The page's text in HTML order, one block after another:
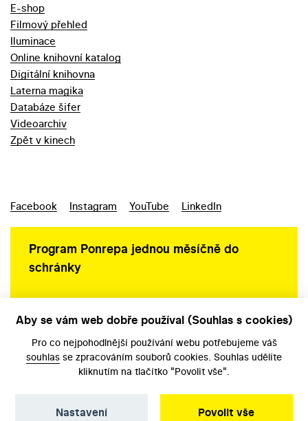
E-shop
Filmový přehled
Iluminace
Online knihovní katalog
Digitální knihovna
Laterna magika
Databáze šifer
Videoarchiv
Zpět v kinech
Facebook Instagram YouTube LinkedIn
Program Ponrepa jednou měsíčně do
schránky
Aby se vám web dobře používal (Souhlas s cookies)
Pro co nejpohodlnější používání webu potřebujeme váš
souhlas se zpracováním souborů cookies. Souhlas udělíte
kliknutím na tlačítko "Povolit vše".
Povolit vše
Nastavení